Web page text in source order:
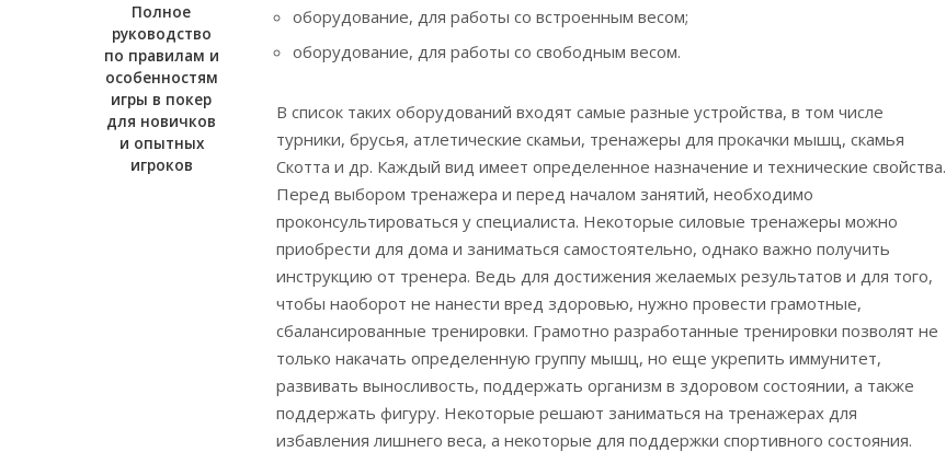
Полное
руководство
по правилам и
особенностям
игры в покер
для новичков
и опытных
игроков
оборудование, для работы со встроенным весом;
оборудование, для работы со свободным весом.
В список таких оборудований входят самые разные устройства, в том числе
турники, брусья, атлетические скамьи, тренажеры для прокачки мышц, скамья
Скотта и др. Каждый вид имеет определенное назначение и технические свойства.
Перед выбором тренажера и перед началом занятий, необходимо
проконсультироваться у специалиста. Некоторые силовые тренажеры можно
приобрести для дома и заниматься самостоятельно, однако важно получить
инструкцию от тренера. Ведь для достижения желаемых результатов и для того,
чтобы наоборот не нанести вред здоровью, нужно провести грамотные,
сбалансированные тренировки. Грамотно разработанные тренировки позволят не
только накачать определенную группу мышц, но еще укрепить иммунитет,
развивать выносливость, поддержать организм в здоровом состоянии, а также
поддержать фигуру. Некоторые решают заниматься на тренажерах для
избавления лишнего веса, а некоторые для поддержки спортивного состояния.